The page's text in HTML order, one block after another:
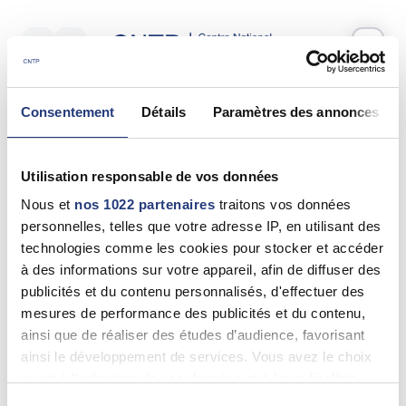
Consentement Détails Paramètres des annonces
Utilisation responsable de vos données
Nous et nos 1022 partenaires traitons vos données
personnelles, telles que votre adresse IP, en utilisant des
technologies comme les cookies pour stocker et accéder
à des informations sur votre appareil, afin de diffuser des
publicités et du contenu personnalisés, d'effectuer des
mesures de performance des publicités et du contenu,
ainsi que de réaliser des études d’audience, favorisant
ainsi le développement de services. Vous avez le choix
Votre test psychotechnique
Mercredi 20 Mai 2026à14:10
Nom *
Prénom(s) *
Email *